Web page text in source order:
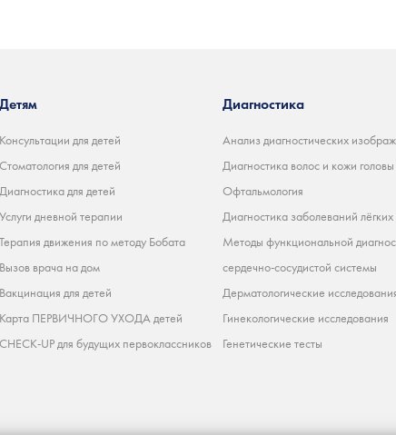
Детям
Консультации для детей
Стоматология для детей
Диагностика для детей
Услуги дневной терапии
Терапия движения по методу Бобата
Вызов врача на дом
Вакцинация для детей
Карта ПЕРВИЧНОГО УХОДА детей
CHECK-UP для будущих первоклассников
Диагностика
Анализ диагностических
Диагностика волос и кожи головы
Офтальмология
Диагностика заболеваний лёгких
Методы функциональной
сердечно-сосудистой системы
Дерматологические
Гинекологические исследования
Генетические тесты